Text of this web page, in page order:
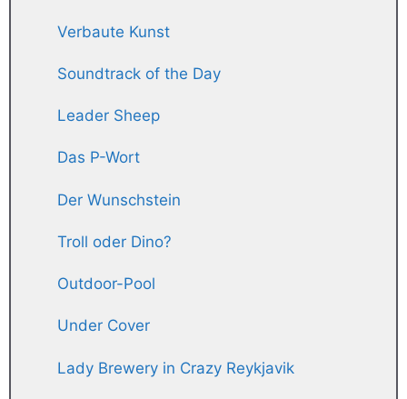
Verbaute Kunst
Soundtrack of the Day
Leader Sheep
Das P-Wort
Der Wunschstein
Troll oder Dino?
Outdoor-Pool
Under Cover
Lady Brewery in Crazy Reykjavik